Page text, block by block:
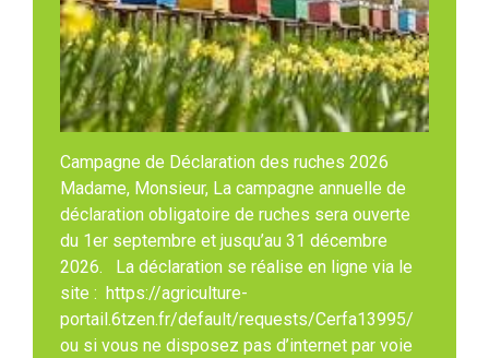
Campagne de Déclaration des ruches 2026
Madame, Monsieur, La campagne annuelle de
déclaration obligatoire de ruches sera ouverte
du 1er septembre et jusqu’au 31 décembre
2026. La déclaration se réalise en ligne via le
site : https://agriculture-
portail.6tzen.fr/default/requests/Cerfa13995/
ou si vous ne disposez pas d’internet par voie